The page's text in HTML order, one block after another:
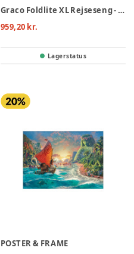
Graco Foldlite XL Rejseseng - Midnight
959,20 kr.
Lagerstatus
POSTER & FRAME